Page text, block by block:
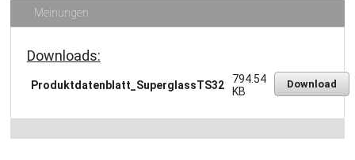
Meinungen
Downloads:
Produktdatenblatt_SuperglassTS32
794.54
KB
Download